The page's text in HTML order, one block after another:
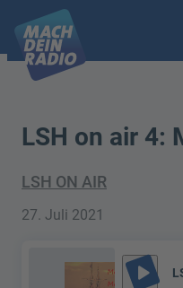
LSH on air 4:
LSH ON AIR
27. Juli 2021
play_arrow